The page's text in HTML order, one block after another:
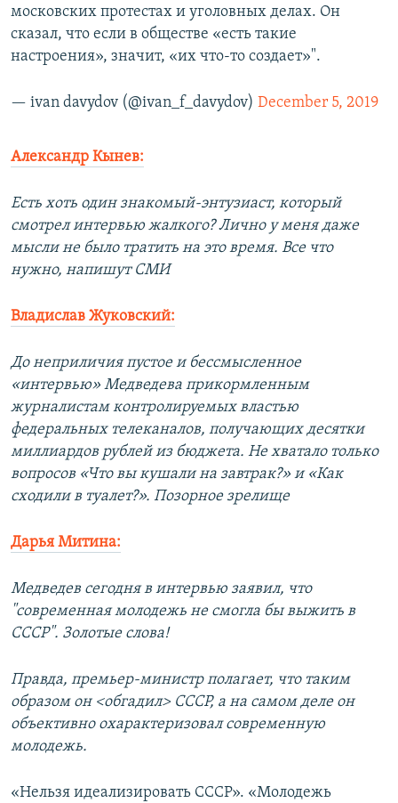
московских протестах и уголовных делах. Он
сказал, что если в обществе «есть такие
настроения», значит, «их что-то создает»".
— ivan davydov (@ivan_f_davydov) December 5, 2019
Александр Кынев:
Есть хоть один знакомый-энтузиаст, который
смотрел интервью жалкого? Лично у меня даже
мысли не было тратить на это время. Все что
нужно, напишут СМИ
Владислав Жуковский:
До неприличия пустое и бессмысленное
«интервью» Медведева прикормленным
журналистам контролируемых властью
федеральных телеканалов, получающих десятки
миллиардов рублей из бюджета. Не хватало только
вопросов «Что вы кушали на завтрак?» и «Как
сходили в туалет?». Позорное зрелище
Дарья Митина:
Медведев сегодня в интервью заявил, что
"современная молодежь не смогла бы выжить в
СССР". Золотые слова!
Правда, премьер-министр полагает, что таким
образом он <обгадил> СССР, а на самом деле он
объективно охарактеризовал современную
молодежь.
«Нельзя идеализировать СССР». «Молодежь